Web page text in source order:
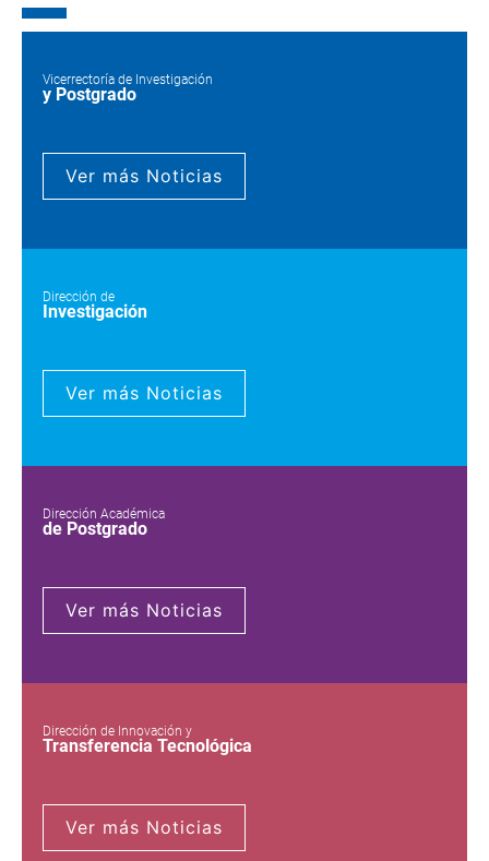
Vicerrectoría de Investigación
y Postgrado
Ver más Noticias
Dirección de
Investigación
Ver más Noticias
Dirección Académica
de Postgrado
Ver más Noticias
Dirección de Innovación y
Transferencia Tecnológica
Ver más Noticias